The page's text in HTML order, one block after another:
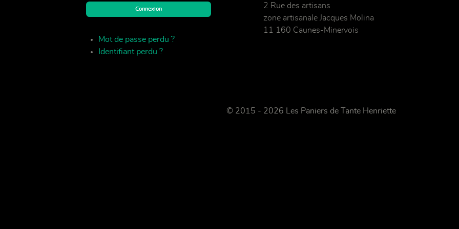
Connexion
Mot de passe perdu ?
Identifiant perdu ?
2 Rue des artisans
zone artisanale Jacques Molina
11 160 Caunes-Minervois
© 2015 - 2026 Les Paniers de Tante Henriette